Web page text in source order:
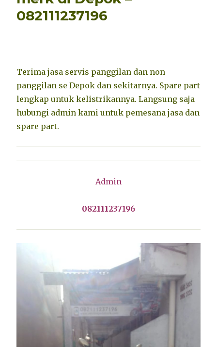
082111237196
Terima jasa servis panggilan dan non
panggilan se Depok dan sekitarnya. Spare part
lengkap untuk kelistrikannya. Langsung saja
hubungi admin kami untuk pemesana jasa dan
spare part.
Admin
082111237196